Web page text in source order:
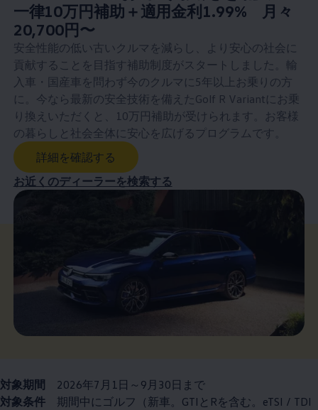
New price:
一律10万円補助＋適用金利1.99% 月々
20,700円〜
安全性能の低い古いクルマを減らし、より安心の社会に
貢献することを目指す補助制度がスタートしました。輸
入車・国産車を問わず今のクルマに5年以上お乗りの方
に。今なら最新の安全技術を備えたGolf R Variantにお乗
り換えいただくと、10万円補助が受けられます。お客様
の暮らしと社会全体に安心を広げるプログラムです。
詳細を確認する
お近くのディーラーを検索する
対象期間 2026年7月1日～9月30日まで
対象条件 期間中にゴルフ（新車。GTIとRを含む。eTSI / TDI